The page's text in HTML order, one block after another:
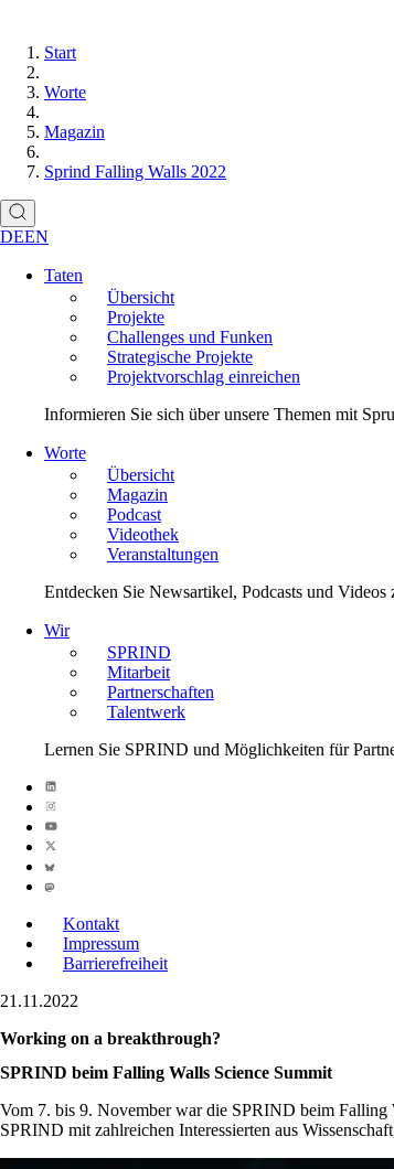
Start
Worte
Magazin
Sprind Falling Walls 2022
DEEN
Taten
Übersicht
Projekte
Challenges und Funken
Strategische Projekte
Projektvorschlag einreichen
Informieren Sie sich über unsere Themen mit
Worte
Übersicht
Magazin
Podcast
Videothek
Veranstaltungen
Entdecken Sie Newsartikel, Podcasts und
Wir
SPRIND
Mitarbeit
Partnerschaften
Talentwerk
Lernen Sie SPRIND und Möglichkeiten für
Kontakt
Impressum
Barrierefreiheit
21.11.2022
Working on a breakthrough?
SPRIND beim Falling Walls Science Summit
Vom 7. bis 9. November war die SPRIND beim
SPRIND mit zahlreichen Interessierten aus